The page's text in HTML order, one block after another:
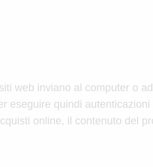
web inviano al computer o
eseguire quindi
online, il contenuto del